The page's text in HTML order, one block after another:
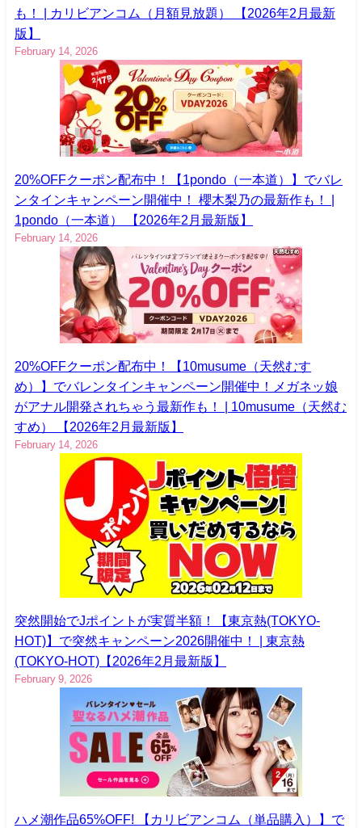
も！ | カリビアンコム（月額見放題） 【2026年2月最新
版】
February 14, 2026
20%OFFクーポン配布中！【1pondo（一本道）】でバレ
ンタインキャンペーン開催中！ 櫻木梨乃の最新作も！ |
1pondo（一本道） 【2026年2月最新版】
February 14, 2026
20%OFFクーポン配布中！【10musume（天然むす
め）】でバレンタインキャンペーン開催中！メガネッ娘
がアナル開発されちゃう最新作も！ | 10musume（天然む
すめ） 【2026年2月最新版】
February 14, 2026
突然開始でJポイントが実質半額！【東京熱(TOKYO-
HOT)】で突然キャンペーン2026開催中！ | 東京熱
(TOKYO-HOT)【2026年2月最新版】
February 9, 2026
ハメ潮作品65%OFF! 【カリビアンコム（単品購入）】で